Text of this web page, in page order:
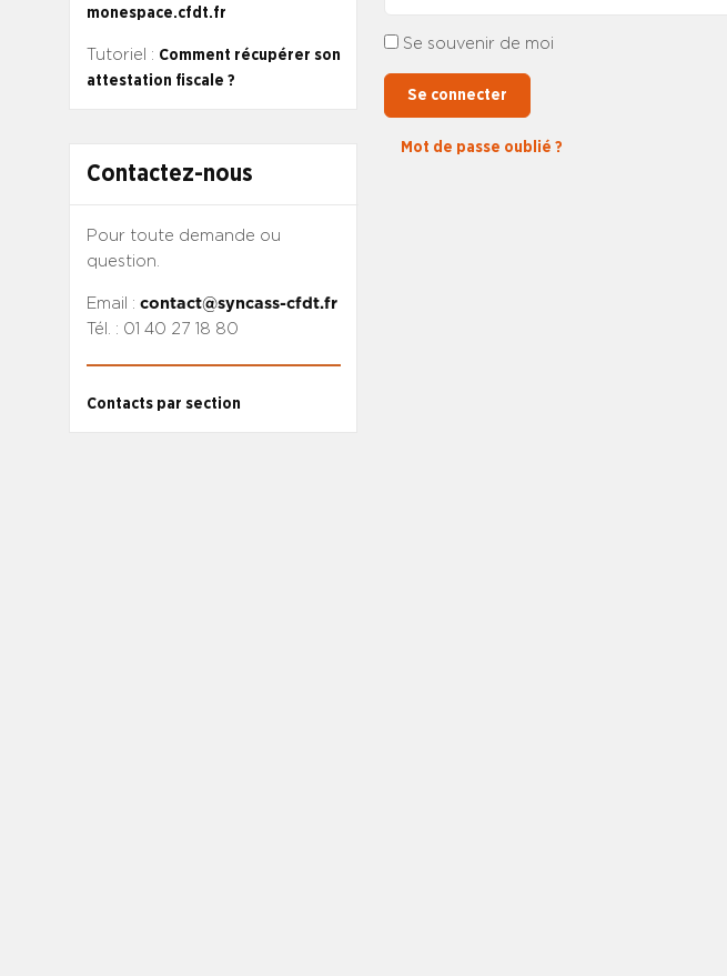
monespace.cfdt.fr
Tutoriel : Comment récupérer son
attestation fiscale ?
Contactez-nous
Pour toute demande ou
question.
Email : contact@syncass-cfdt.fr
Tél. : 01 40 27 18 80
Contacts par section
Se souvenir de moi
Se connecter
Mot de passe oublié ?